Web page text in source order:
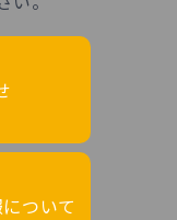
ついて